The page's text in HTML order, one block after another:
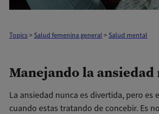
Topics> Salud femenina general > Salud mental
Manejando la ansiedad
La ansiedad nunca es divertida, pero
cuando estas tratando de concebir. Es